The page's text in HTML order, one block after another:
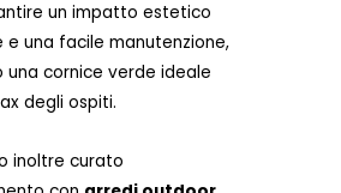
un impatto estetico
e una facile manutenzione,
una cornice verde ideale
degli ospiti.
inoltre curato